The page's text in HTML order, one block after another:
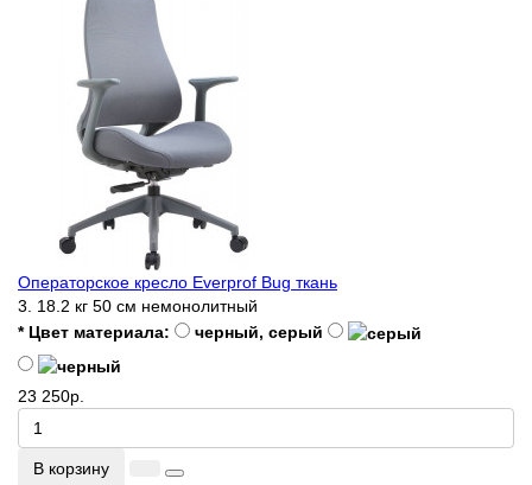
Операторское кресло Everprof Bug ткань
3.
18.2 кг 50 см немонолитный
* Цвет материала:
черный, серый
23 250р.
В корзину